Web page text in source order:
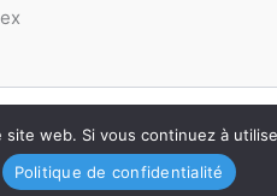
Portage de repas radeau
web. Si vous continuez à
Politique de confidentialité